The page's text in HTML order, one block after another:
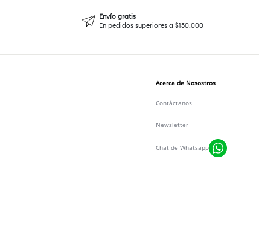
Envío gratis
En pedidos superiores a $150.000
Acerca de Nosostros
Contáctanos
Newsletter
Chat de Whatsapp